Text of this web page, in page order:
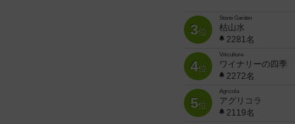
3位
Stone Garden
枯山水
2281名
4位
Viticulture
ワイナリーの四季
2272名
5位
Agricola
アグリコラ
2119名